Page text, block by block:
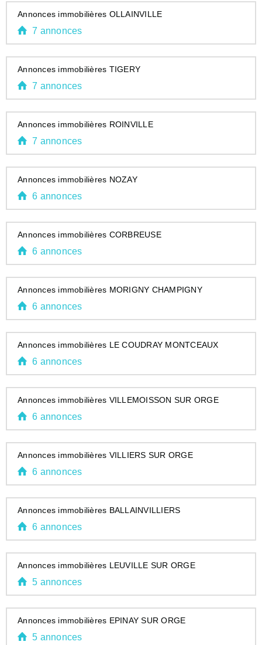
Annonces immobilières OLLAINVILLE
7 annonces
Annonces immobilières TIGERY
7 annonces
Annonces immobilières ROINVILLE
7 annonces
Annonces immobilières NOZAY
6 annonces
Annonces immobilières CORBREUSE
6 annonces
Annonces immobilières MORIGNY CHAMPIGNY
6 annonces
Annonces immobilières LE COUDRAY MONTCEAUX
6 annonces
Annonces immobilières VILLEMOISSON SUR ORGE
6 annonces
Annonces immobilières VILLIERS SUR ORGE
6 annonces
Annonces immobilières BALLAINVILLIERS
6 annonces
Annonces immobilières LEUVILLE SUR ORGE
5 annonces
Annonces immobilières EPINAY SUR ORGE
5 annonces